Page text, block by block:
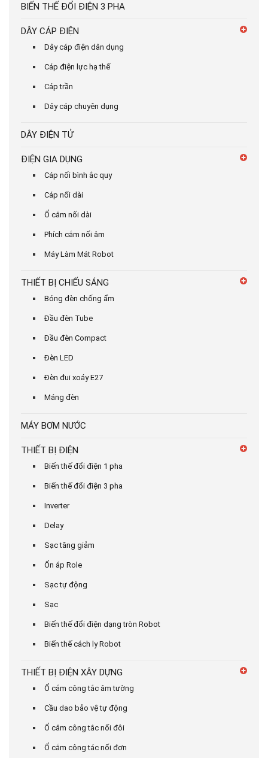
BIẾN THẾ ĐỔI ĐIỆN 3 PHA
DÂY CÁP ĐIỆN
Dây cáp điện dân dụng
Cáp điện lực hạ thế
Cáp trần
Dây cáp chuyên dụng
DÂY ĐIỆN TỬ
ĐIỆN GIA DỤNG
Cáp nối bình ắc quy
Cáp nối dài
Ổ cắm nối dài
Phích cắm nối âm
Máy Làm Mát Robot
THIẾT BỊ CHIẾU SÁNG
Bóng đèn chống ẩm
Đầu đèn Tube
Đầu đèn Compact
Đèn LED
Đèn đui xoáy E27
Máng đèn
MÁY BƠM NƯỚC
THIẾT BỊ ĐIỆN
Biến thế đổi điện 1 pha
Biến thế đổi điện 3 pha
Inverter
Delay
Sạc tăng giảm
Ổn áp Role
Sạc tự động
Sạc
Biến thế đổi điện dạng tròn Robot
Biến thế cách ly Robot
THIẾT BỊ ĐIỆN XÂY DỰNG
Ổ cắm công tắc âm tường
Cầu dao bảo vệ tự động
Ổ cắm công tắc nối đôi
Ổ cắm công tác nối đơn